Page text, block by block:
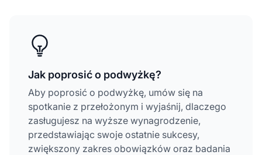
Jak poprosić o podwyżkę?
Aby poprosić o podwyżkę, umów się na
spotkanie z przełożonym i wyjaśnij, dlaczego
zasługujesz na wyższe wynagrodzenie,
przedstawiając swoje ostatnie sukcesy,
zwiększony zakres obowiązków oraz badania